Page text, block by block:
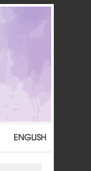
ENGLISH